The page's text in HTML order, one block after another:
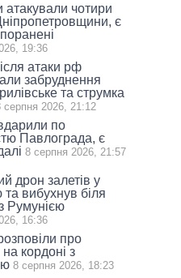
атакували чотири
є
19:36
атаки рф
забруднення
та струмка
серпня 2026, 21:12
по
Павлограда, є
8 серпня 2026, 21:57
дрон залетів у
та вибухнув біля
Румунією
16:36
про
кордоні з
8 серпня 2026, 18:23